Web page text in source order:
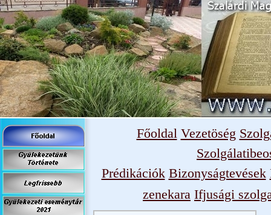
Főoldal Vezetöség
Prédikációk Bizonyságtevések
zenekara Ifjusági